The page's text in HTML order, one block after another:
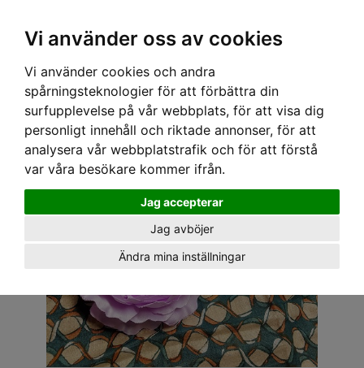
Vi använder oss av cookies
Vi använder cookies och andra
spårningsteknologier för att förbättra din
surfupplevelse på vår webbplats, för att visa dig
personligt innehåll och riktade annonser, för att
analysera vår webbplatstrafik och för att förstå
var våra besökare kommer ifrån.
Jag accepterar
Jag avböjer
Ändra mina inställningar
Hem› ACCESSOARER ›HÅRACCESSOARER › RANUNKEL - 2 LILA OCH SVART